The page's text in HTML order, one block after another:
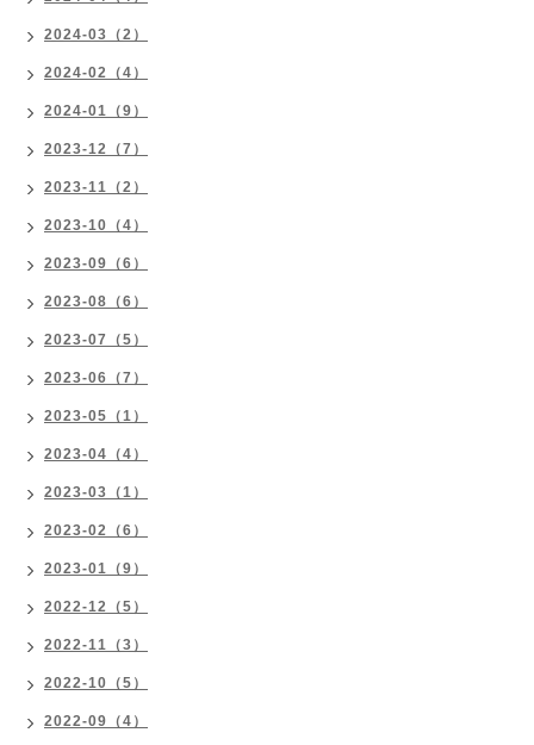
2024-03（2）
2024-02（4）
2024-01（9）
2023-12（7）
2023-11（2）
2023-10（4）
2023-09（6）
2023-08（6）
2023-07（5）
2023-06（7）
2023-05（1）
2023-04（4）
2023-03（1）
2023-02（6）
2023-01（9）
2022-12（5）
2022-11（3）
2022-10（5）
2022-09（4）